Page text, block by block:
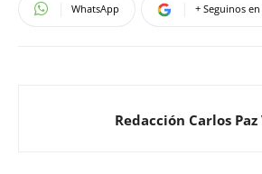
WhatsApp + Seguinos
Redacción Carlos Paz